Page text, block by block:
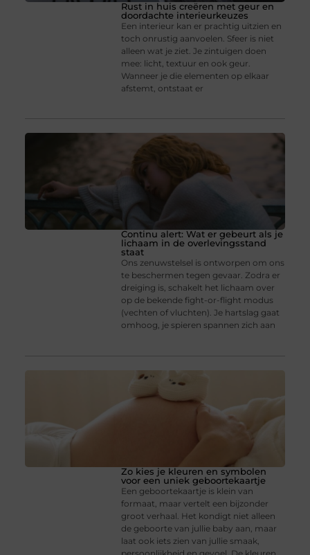
Rust in huis creëren met geur en
doordachte interieurkeuzes
Een interieur kan er prachtig uitzien en
toch onrustig aanvoelen. Sfeer is niet
alleen wat je ziet. Je zintuigen doen
mee: licht, textuur en ook geur.
Wanneer je die elementen op elkaar
afstemt, ontstaat er
Continu alert: Wat er gebeurt als je
lichaam in de overlevingsstand
staat
Ons zenuwstelsel is ontworpen om ons
te beschermen tegen gevaar. Zodra er
dreiging is, schakelt het lichaam over
op de bekende fight-or-flight modus
(vechten of vluchten). Je hartslag gaat
omhoog, je spieren spannen zich aan
Zo kies je kleuren en symbolen
voor een uniek geboortekaartje
Een geboortekaartje is klein van
formaat, maar vertelt een bijzonder
groot verhaal. Het kondigt niet alleen
de geboorte van jullie baby aan, maar
laat ook iets zien van jullie smaak,